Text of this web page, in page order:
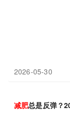
2026-05-30
减肥总是反弹？